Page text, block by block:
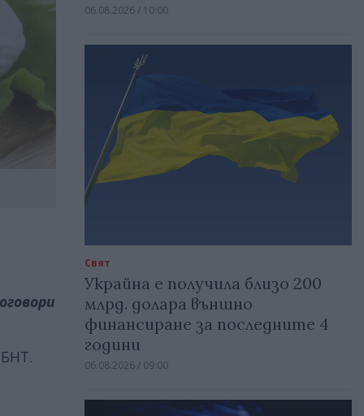
06.08.2026 / 10:00
Свят
Украйна е получила близо 200
млрд. долара външно
финансиране за последните 4
години
06.08.2026 / 09:00